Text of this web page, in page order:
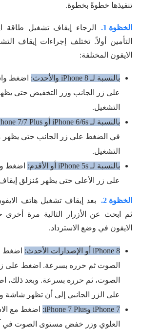
تنفيذها خطوةً بخطوة.
الخظوة 1.
الرجاء إيقاف تشغيل
التأمين أولاً. تختلف إجراءات إيقاف
الايفون المختلفة:
بالنسبة لـ iPhone 8 والأحدث:
اضغط
على زر الجانب وزر التخفيض حتى
التشغيل.
بالنسبة لـ iPhone 6/6s أو iPhone 7/7 Plus:
في الضغط على زر الجانب حتى يظهر
التشغيل.
بالنسبة لـ iPhone 5s أو الأقدم:
اضغط
على زر الأعلى حتى يظهر مُنزلق
الخظوة 2.
بعد إيقاف تشغيل هاتف
ثم ابحث عن الأزرار التالية مرة
الايفون في وضع الاسترداد.
iPhone 8 أو الإصدارات الأحدث:
اضغط
الصوت ثم حرره بسرعة. اضغط
الصوت، ثم حرره بسرعة. وبعد ذلك،
على الزر الجانبي إلى أن تظهر شاشة
iPhone 7 وiPhone 7 Plus:
اضغط مع
العلوي وزر خفض مستوى الصوت في